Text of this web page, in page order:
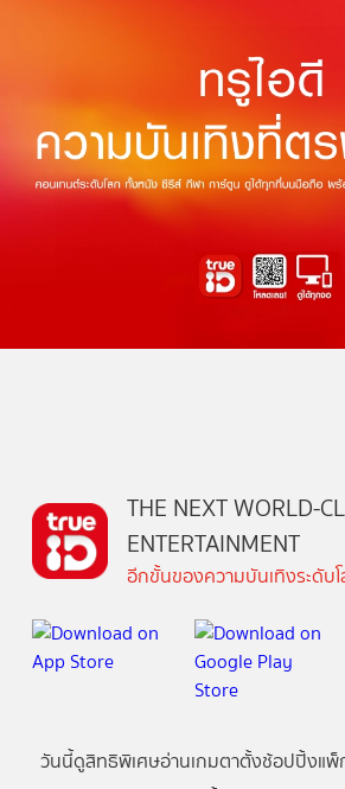
THE NEXT WORLD-
ENTERTAINMENT
อีกขั้นของความบันเทิงระดับ
วันนี้ดูสิทธิพิเศษอ่านเกมตาตั้งช้อปปิ้งแพ็